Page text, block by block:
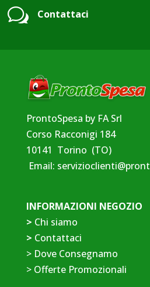
w Contattaci
ProntoSpesa by FA Srl
Corso Racconigi 184
10141 Torino (TO)
Email:
INFORMAZIONI NEGOZIO
> Chi siamo
> Contattaci
> Dove Consegnamo
>Offerte Promozionali